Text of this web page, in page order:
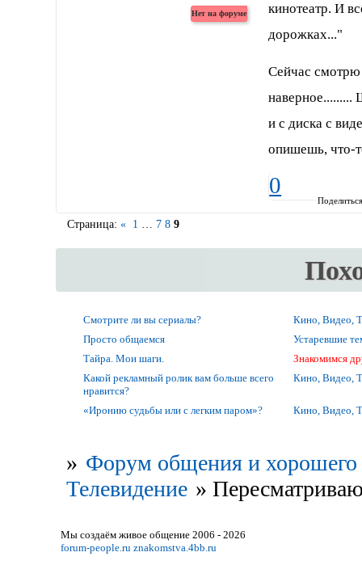
кинотеатр. И
дорожках..."
Сейчас смотрю
и с диска с
опишешь, что-
0
Страница: « 1 … 7 8 9
Смотрите ли вы сериалы?
Кино, Видео,
Просто общаемся
Устаревшие
Тайра. Мои шаги.
Знакомимся
Какой рекламный ролик вам больше всего
нравится?
Кино, Видео,
«Иронию судьбы или с легким паром»? Кино, Видео,
» Форум общения и хорошего
Телевидение »
Мы создаём живое общение 2006 - 2026
forum-people.ru znakomstva.4bb.ru